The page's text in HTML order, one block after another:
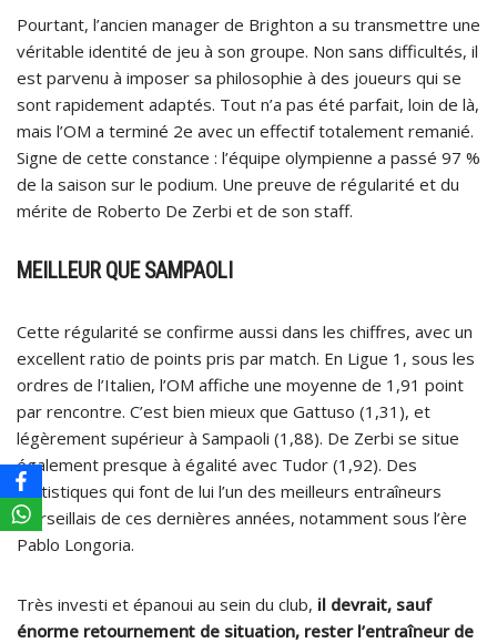
Pourtant, l’ancien manager de Brighton a su transmettre une
véritable identité de jeu à son groupe. Non sans difficultés, il
est parvenu à imposer sa philosophie à des joueurs qui se
sont rapidement adaptés. Tout n’a pas été parfait, loin de là,
mais l’OM a terminé 2e avec un effectif totalement remanié.
Signe de cette constance : l’équipe olympienne a passé 97 %
de la saison sur le podium. Une preuve de régularité et du
mérite de Roberto De Zerbi et de son staff.
MEILLEUR QUE SAMPAOLI
Cette régularité se confirme aussi dans les chiffres, avec un
excellent ratio de points pris par match. En Ligue 1, sous les
ordres de l’Italien, l’OM affiche une moyenne de 1,91 point
par rencontre. C’est bien mieux que Gattuso (1,31), et
légèrement supérieur à Sampaoli (1,88). De Zerbi se situe
également presque à égalité avec Tudor (1,92). Des
statistiques qui font de lui l’un des meilleurs entraîneurs
marseillais de ces dernières années, notamment sous l’ère
Pablo Longoria.
Très investi et épanoui au sein du club, il devrait, sauf
énorme retournement de situation, rester l’entraîneur de